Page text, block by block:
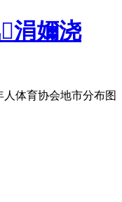
涓嬭浇
人体育协会地市分布图